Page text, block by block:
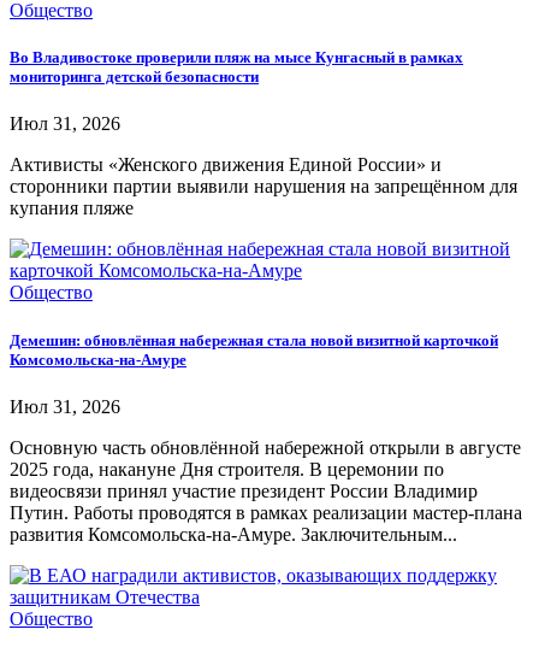
Общество
Во Владивостоке проверили пляж на мысе Кунгасный в рамках
мониторинга детской безопасности
Июл 31, 2026
Активисты «Женского движения Единой России» и
сторонники партии выявили нарушения на запрещённом для
купания пляже
Общество
Демешин: обновлённая набережная стала новой визитной карточкой
Комсомольска-на-Амуре
Июл 31, 2026
Основную часть обновлённой набережной открыли в августе
2025 года, накануне Дня строителя. В церемонии по
видеосвязи принял участие президент России Владимир
Путин. Работы проводятся в рамках реализации мастер-плана
развития Комсомольска-на-Амуре. Заключительным...
Общество